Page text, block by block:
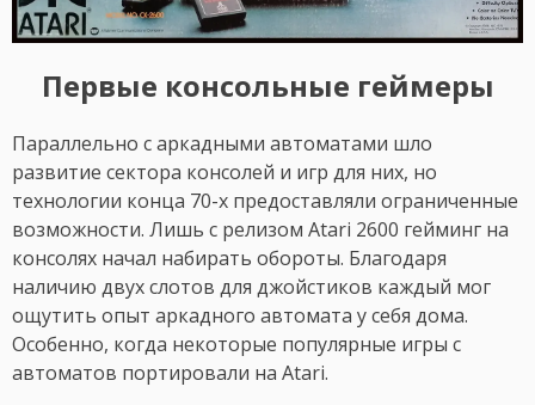
Первые консольные геймеры
Параллельно с аркадными автоматами шло
развитие сектора консолей и игр для них, но
технологии конца 70-х предоставляли ограниченные
возможности. Лишь с релизом Atari 2600 гейминг на
консолях начал набирать обороты. Благодаря
наличию двух слотов для джойстиков каждый мог
ощутить опыт аркадного автомата у себя дома.
Особенно, когда некоторые популярные игры с
автоматов портировали на Atari.